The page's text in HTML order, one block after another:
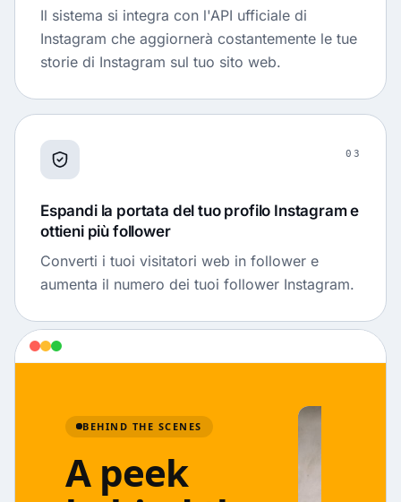
Il sistema si integra con l'API ufficiale di
Instagram che aggiornerà costantemente le tue
storie di Instagram sul tuo sito web.
03
Espandi la portata del tuo profilo Instagram e
ottieni più follower
Converti i tuoi visitatori web in follower e
aumenta il numero dei tuoi follower Instagram.